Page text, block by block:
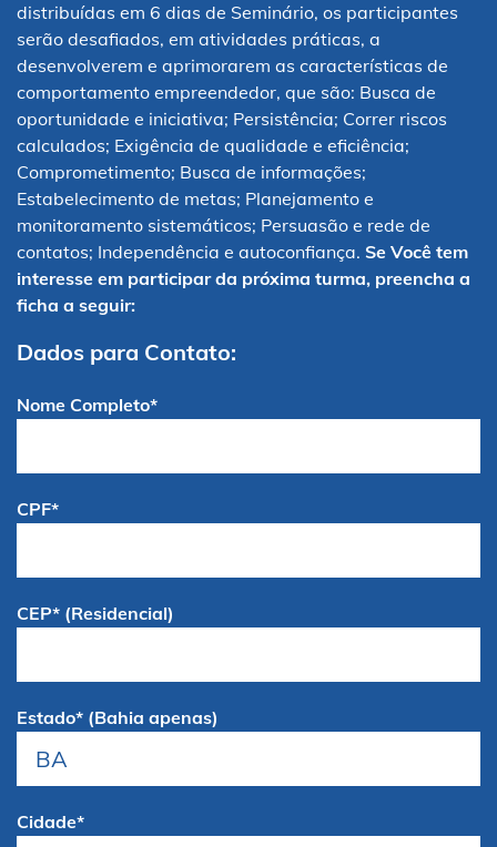
Galeria de turmas
FAQ
Playlist
Conteúdos e e-books
distribuídas em 6 dias de Seminário, os participantes
serão desafiados, em atividades práticas, a
desenvolverem e aprimorarem as características de
comportamento empreendedor, que são: Busca de
oportunidade e iniciativa; Persistência; Correr riscos
calculados; Exigência de qualidade e eficiência;
Comprometimento; Busca de informações;
Estabelecimento de metas; Planejamento e
monitoramento sistemáticos; Persuasão e rede de
contatos; Independência e autoconfiança. Se Você tem
interesse em participar da próxima turma, preencha a
ficha a seguir:
Dados para Contato:
Nome Completo*
CPF*
CEP* (Residencial)
Estado* (Bahia apenas)
Cidade*